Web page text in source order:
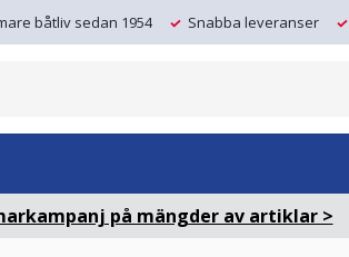
båtliv sedan 1954 Snabba leveranser
på mängder av artiklar >